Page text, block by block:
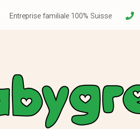
Entreprise familiale 100% Suisse